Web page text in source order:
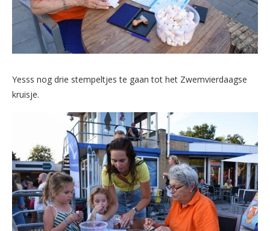
Yesss nog drie stempeltjes te gaan tot het Zwemvierdaagse
kruisje.